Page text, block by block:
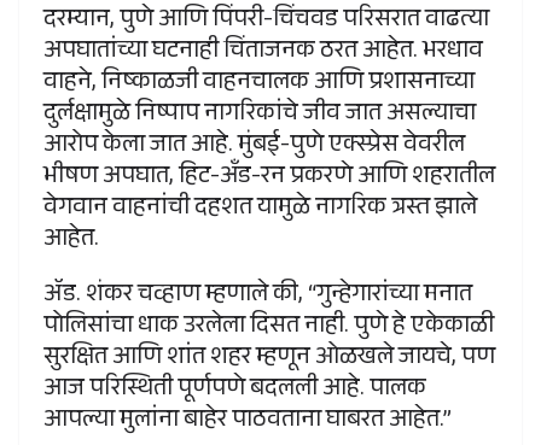
दरम्यान, पुणे आणि पिंपरी-चिंचवड परिसरात वाढत्या
अपघातांच्या घटनाही चिंताजनक ठरत आहेत. भरधाव
वाहने, निष्काळजी वाहनचालक आणि प्रशासनाच्या
दुर्लक्षामुळे निष्पाप नागरिकांचे जीव जात असल्याचा
आरोप केला जात आहे. मुंबई-पुणे एक्स्प्रेस वेवरील
भीषण अपघात, हिट-अँड-रन प्रकरणे आणि शहरातील
वेगवान वाहनांची दहशत यामुळे नागरिक त्रस्त झाले
आहेत.
ॲड. शंकर चव्हाण म्हणाले की, “गुन्हेगारांच्या मनात
पोलिसांचा धाक उरलेला दिसत नाही. पुणे हे एकेकाळी
सुरक्षित आणि शांत शहर म्हणून ओळखले जायचे, पण
आज परिस्थिती पूर्णपणे बदलली आहे. पालक
आपल्या मुलांना बाहेर पाठवताना घाबरत आहेत.”